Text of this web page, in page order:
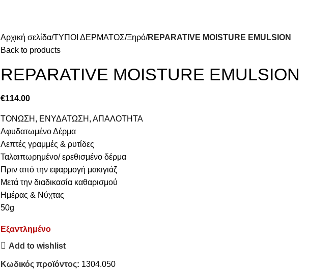
Αρχική σελίδα ΤΥΠΟΙ ΔΕΡΜΑΤΟΣ Ξηρό REPARATIVE MOISTURE EMULSION
Back to products
REPARATIVE MOISTURE EMULSION
€114.00
ΤΟΝΩΣΗ, ΕΝΥΔΑΤΩΣΗ, ΑΠΑΛΟΤΗΤΑ
Αφυδατωμένο Δέρμα
Λεπτές γραμμές & ρυτίδες
Ταλαιπωρημένο/ ερεθισμένο δέρμα
Πριν από την εφαρμογή μακιγιάζ
Μετά την διαδικασία καθαρισμού
Ημέρας & Νύχτας
50g
Εξαντλημένο
Add to wishlist
Κωδικός προϊόντος: 1304.050